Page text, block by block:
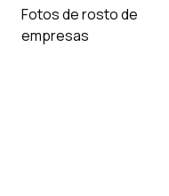
Fotos de rosto de
empresas